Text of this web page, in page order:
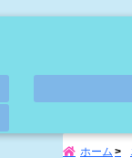
ホーム